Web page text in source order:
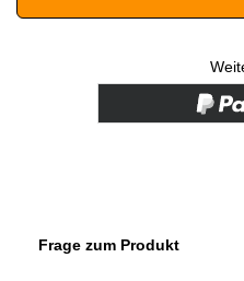
Frage zum Produkt